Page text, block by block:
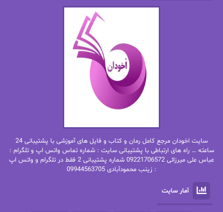
امیر فرهی
باران
بهار سلطانی
بهاره شیرازی
بهاره.م
بیتا فرخی
پاتریشیا ویلسون پرتو فرهمند
پرستو اسحقی
پرستو مهاجر
سایت اخودان مرجع کامل رمان و کتاب و فایل های آموزشی با پشتیبانی 24
ساعته … راه های ارتباطی با پشتیبانی سایت : شماره تماس واتس اپ و تلگرام :
عباس علی میرزائی 09221706572 شماره پشتیبانی 2 فقط در تلگرام و واتس اپ
: زینب محمودآبادی 09944563705
آمار سایت